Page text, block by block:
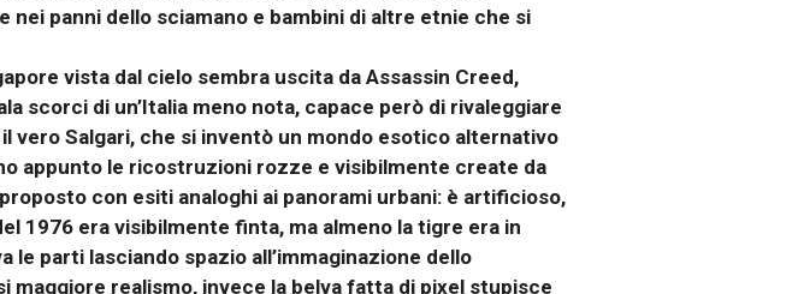
panni dello sciamano e bambini di altre etnie che si
vista dal cielo sembra uscita da Assassin Creed,
scorci di un’Italia meno nota, capace però di rivaleggiare
Salgari, che si inventò un mondo esotico alternativo
appunto le ricostruzioni rozze e visibilmente create da
con esiti analoghi ai panorami urbani: è artificioso,
1976 era visibilmente finta, ma almeno la tigre era in
le parti lasciando spazio all’immaginazione dello
realismo, invece la belva fatta di pixel stupisce